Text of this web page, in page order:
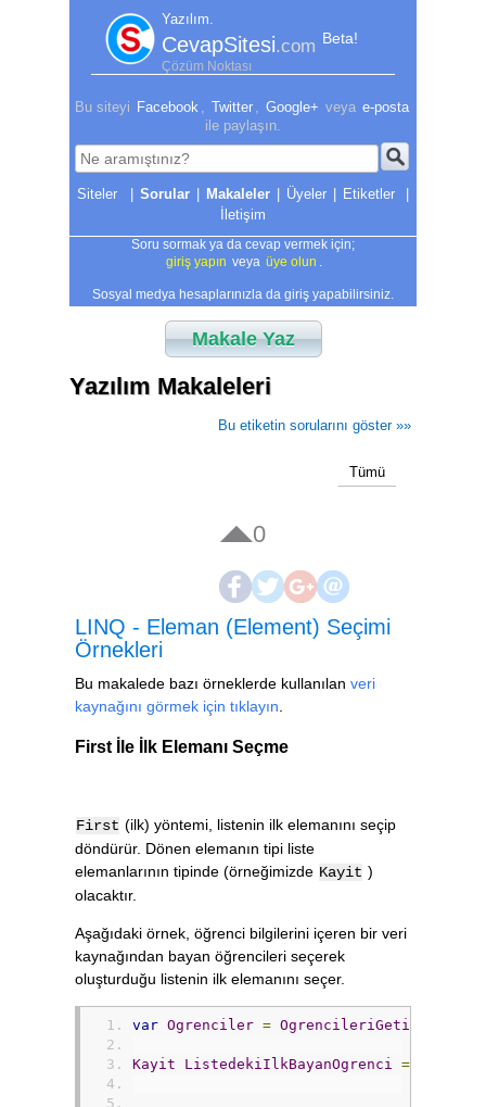
Yazılım.
CevapSitesi.com Beta!
Çözüm Noktası
Bu siteyi Facebook Twitter Google+ veya e-posta
ile paylaşın.
| Sorular | Makaleler | Üyeler | Etiketler
|
İletişim
Soru sormak ya da cevap vermek için;
giriş yapın veya üye olun
Sosyal medya hesaplarınızla da giriş yapabilirsiniz.
Makale Yaz
Yazılım Makaleleri
Bu etiketin sorularını göster »»
Tümü
0
LINQ - Eleman (Element) Seçimi
Örnekleri
Bu makalede bazı örneklerde kullanılan veri
kaynağını görmek için tıklayın
First İle İlk Elemanı Seçme
First (ilk) yöntemi, listenin ilk elemanını seçip
döndürür. Dönen elemanın tipi liste
elemanlarının tipinde (örneğimizde Kayit )
olacaktır.
Aşağıdaki örnek, öğrenci bilgilerini içeren bir veri
kaynağından bayan öğrencileri seçerek
oluşturduğu listenin ilk elemanını seçer.
var Ogrenciler = OgrencileriGetir
Kayit ListedekiIlkBayanOgrenci =